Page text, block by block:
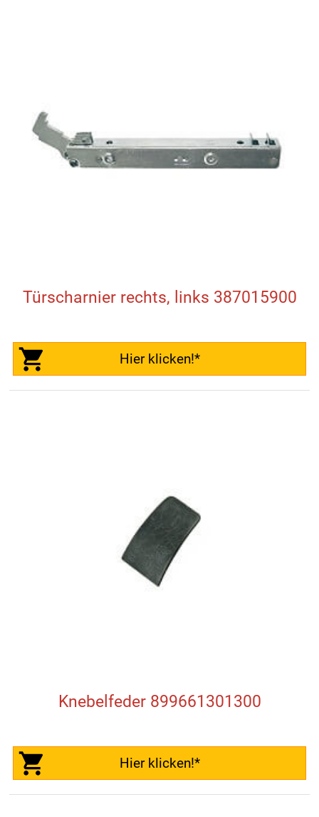
Türscharnier rechts, links 387015900
Hier klicken!*
Knebelfeder 899661301300
Hier klicken!*